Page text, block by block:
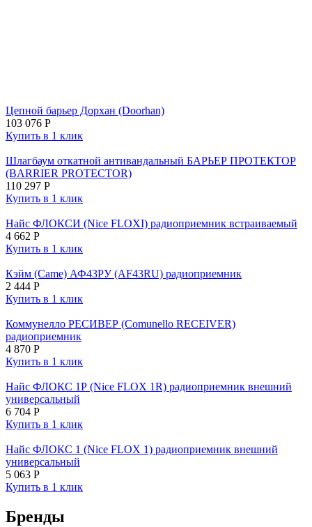
Цепной барьер Дорхан (Doorhan)
103 076 Р
Купить в 1 клик
Шлагбаум откатной антивандальный БАРЬЕР ПРОТЕКТОР
(BARRIER PROTECTOR)
110 297 Р
Купить в 1 клик
Найс ФЛОКСИ (Nice FLOXI) радиоприемник встраиваемый
4 662 Р
Купить в 1 клик
Кэйм (Came) АФ43РУ (AF43RU) радиоприемник
2 444 Р
Купить в 1 клик
Коммунелло РЕСИВЕР (Comunello RECEIVER)
радиоприемник
4 870 Р
Купить в 1 клик
Найс ФЛОКС 1Р (Nice FLOX 1R) радиоприемник внешний
универсальный
6 704 Р
Купить в 1 клик
Найс ФЛОКС 1 (Nice FLOX 1) радиоприемник внешний
универсальный
5 063 Р
Купить в 1 клик
Бренды